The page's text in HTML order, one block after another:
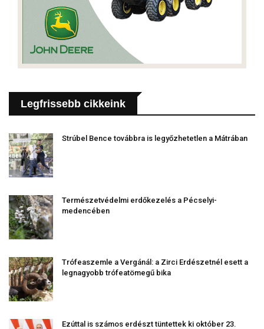
Legfrissebb cikkeink
Strúbel Bence továbbra is legyőzhetetlen a Mátrában
Természetvédelmi erdőkezelés a Pécselyi-
medencében
Trófeaszemle a Vergánál: a Zirci Erdészetnél esett a
legnagyobb trófeatömegű bika
Ezúttal is számos erdészt tüntettek ki október 23.